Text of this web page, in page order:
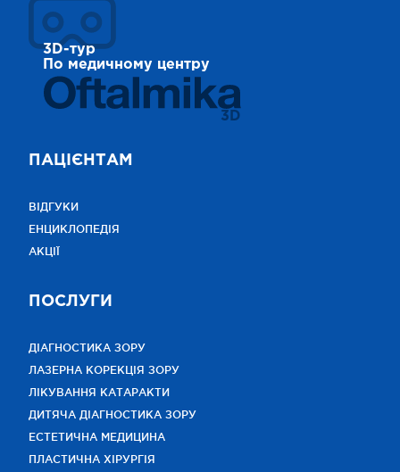
3D-тур
По медичному центру
3D
ПАЦІЄНТАМ
ВІДГУКИ
ЕНЦИКЛОПЕДІЯ
АКЦІЇ
ПОСЛУГИ
ДІАГНОСТИКА ЗОРУ
ЛАЗЕРНА КОРЕКЦІЯ ЗОРУ
ЛІКУВАННЯ КАТАРАКТИ
ДИТЯЧА ДІАГНОСТИКА ЗОРУ
ЕСТЕТИЧНА МЕДИЦИНА
ПЛАСТИЧНА ХІРУРГІЯ